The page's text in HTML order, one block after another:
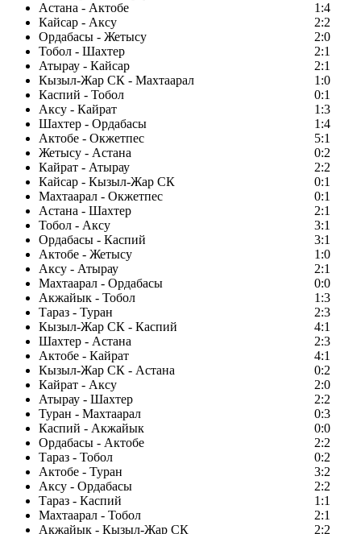
Астана - Актобе
1:4
Кайсар - Аксу
2:2
Ордабасы - Жетысу
2:0
Тобол - Шахтер
2:1
Атырау - Кайсар
2:1
Кызыл-Жар СК - Махтаарал
1:0
Каспий - Тобол
0:1
Аксу - Кайрат
1:3
Шахтер - Ордабасы
1:4
Актобе - Окжетпес
5:1
Жетысу - Астана
0:2
Кайрат - Атырау
2:2
Кайсар - Кызыл-Жар СК
0:1
Махтаарал - Окжетпес
0:1
Астана - Шахтер
2:1
Тобол - Аксу
3:1
Ордабасы - Каспий
3:1
Актобе - Жетысу
1:0
Аксу - Атырау
2:1
Махтаарал - Ордабасы
0:0
Акжайык - Тобол
1:3
Тараз - Туран
2:3
Кызыл-Жар СК - Каспий
4:1
Шахтер - Астана
2:3
Актобе - Кайрат
4:1
Кызыл-Жар СК - Астана
0:2
Кайрат - Аксу
2:0
Атырау - Шахтер
2:2
Туран - Махтаарал
0:3
Каспий - Акжайык
0:0
Ордабасы - Актобе
2:2
Тараз - Тобол
0:2
Актобе - Туран
3:2
Аксу - Ордабасы
2:2
Тараз - Каспий
1:1
Махтаарал - Тобол
2:1
Акжайык - Кызыл-Жар СК
2:2